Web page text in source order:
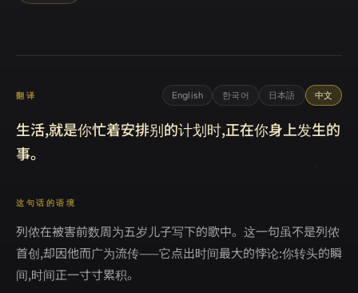
翻译 English 한국어 日本語 中文
生活,就是你忙着安排别的计划时,正在你身上发生的
事。
这句话的语境
列侬在被害前数周为五岁儿子写下的歌中。这一句虽不是列侬
首创,却因他而广为流传——它点出时间最大的悖论:你转头的瞬
间,时间正一寸寸累积。